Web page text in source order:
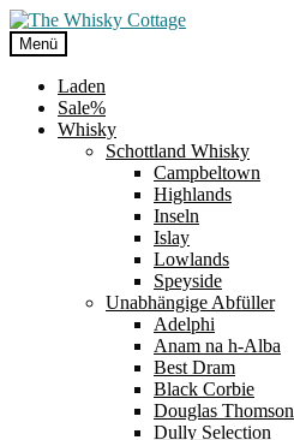
Zur
Navigation
springen
Zum
Inhalt
springen
Menü
Laden
Sale%
Whisky
Schottland Whisky
Campbeltown
Highlands
Inseln
Islay
Lowlands
Speyside
Unabhängige Abfüller
Adelphi
Anam na h-Alba
Best Dram
Black Corbie
Douglas Thomson
Dully Selection